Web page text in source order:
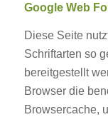
Google Web
Diese Seite
Schriftarten so
bereitgestellt
Browser die
Browsercache,